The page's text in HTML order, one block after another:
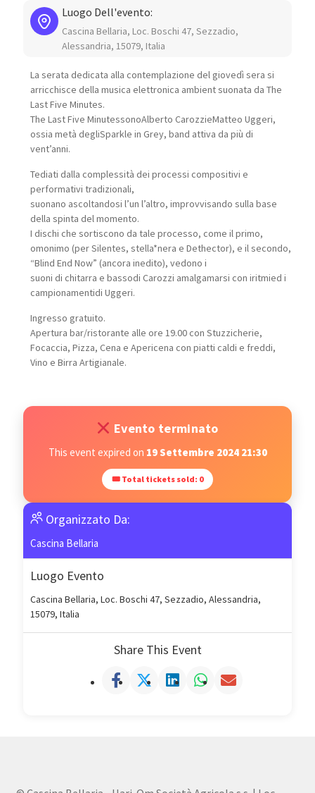
Luogo Dell'evento:
Cascina Bellaria, Loc. Boschi 47, Sezzadio,
Alessandria, 15079, Italia
La serata dedicata alla contemplazione del giovedì sera si
arricchisce della musica elettronica ambient suonata da The
Last Five Minutes.
The Last Five MinutessonoAlberto CarozzieMatteo Uggeri,
ossia metà degliSparkle in Grey, band attiva da più di
vent’anni.
Tediati dalla complessità dei processi compositivi e
performativi tradizionali,
suonano ascoltandosi l’un l’altro, improvvisando sulla base
della spinta del momento.
I dischi che sortiscono da tale processo, come il primo,
omonimo (per Silentes, stella*nera e Dethector), e il secondo,
“Blind End Now” (ancora inedito), vedono i
suoni di chitarra e bassodi Carozzi amalgamarsi con iritmied i
campionamentidi Uggeri.
Ingresso gratuito.
Apertura bar/ristorante alle ore 19.00 con Stuzzicherie,
Focaccia, Pizza, Cena e Apericena con piatti caldi e freddi,
Vino e Birra Artigianale.
Evento terminato
This event expired on 19 Settembre 2024 21:30
🎟 Total tickets sold: 0
Organizzato Da:
Cascina Bellaria
Luogo Evento
Cascina Bellaria, Loc. Boschi 47, Sezzadio, Alessandria,
15079, Italia
Share This Event